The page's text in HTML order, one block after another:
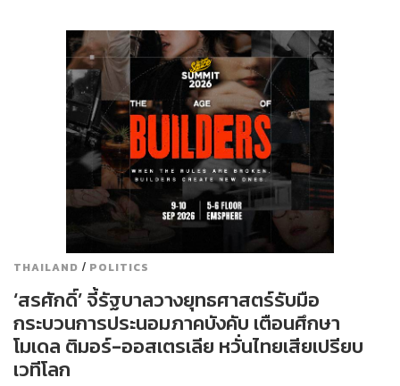
THAILAND / POLITICS
‘สรศักดิ์’ จี้รัฐบาลวางยุทธศาสตร์รับมือ
กระบวนการประนอมภาคบังคับ เตือนศึกษา
โมเดล ติมอร์-ออสเตรเลีย หวั่นไทยเสียเปรียบ
เวทีโลก